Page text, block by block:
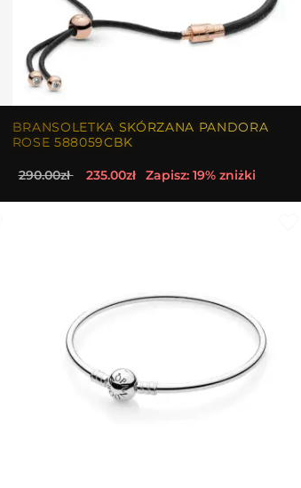
BRANSOLETKA SKÓRZANA PANDORA
ROSE 588059CBK
290.00zł 235.00zł Zapisz: 19% zniżki